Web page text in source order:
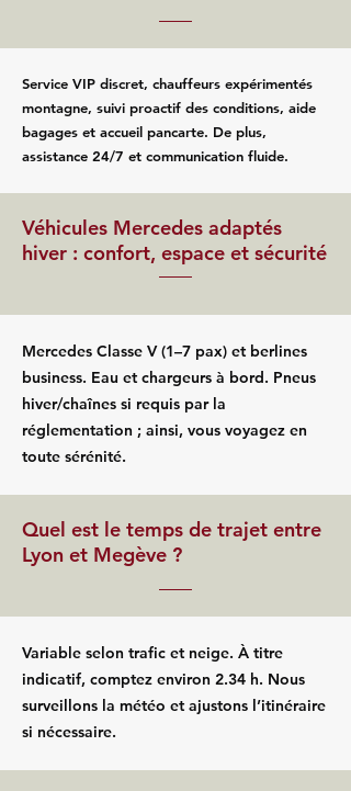
Service VIP discret, chauffeurs expérimentés
montagne, suivi proactif des conditions, aide
bagages et accueil pancarte. De plus,
assistance 24/7 et communication fluide.
Véhicules Mercedes adaptés
hiver : confort, espace et sécurité
Mercedes Classe V (1–7 pax) et berlines
business. Eau et chargeurs à bord. Pneus
hiver/chaînes si requis par la
réglementation ; ainsi, vous voyagez en
toute sérénité.
Quel est le temps de trajet entre
Lyon et Megève ?
Variable selon trafic et neige. À titre
indicatif, comptez environ 2.34 h. Nous
surveillons la météo et ajustons l’itinéraire
si nécessaire.